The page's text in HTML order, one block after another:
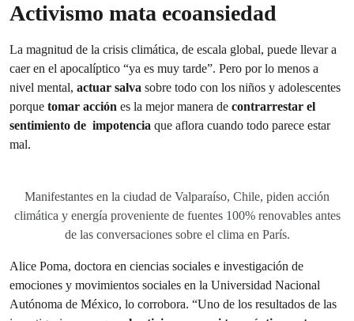
Activismo mata ecoansiedad
La magnitud de la crisis climática, de escala global, puede llevar a
caer en el apocalíptico “ya es muy tarde”. Pero por lo menos a
nivel mental, actuar salva sobre todo con los niños y adolescentes
porque tomar acción es la mejor manera de contrarrestar el
sentimiento de impotencia que aflora cuando todo parece estar
mal.
Manifestantes en la ciudad de Valparaíso, Chile, piden acción
climática y energía proveniente de fuentes 100% renovables antes
de las conversaciones sobre el clima en París.
Alice Poma, doctora en ciencias sociales e investigación de
emociones y movimientos sociales en la Universidad Nacional
Autónoma de México, lo corrobora. “Uno de los resultados de las